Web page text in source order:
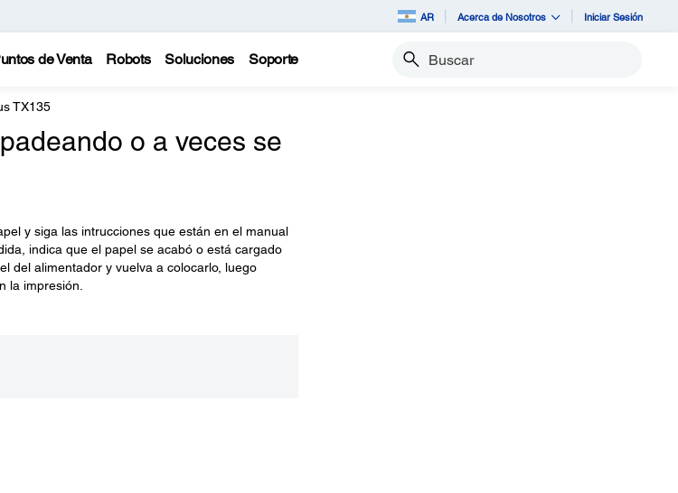
AR Acerca de Nosotros Iniciar Sesión
de Venta Robots Soluciones Soporte Buscar
TX135
o a veces se
y siga las intrucciones que están en el manual
indica que el papel se acabó o está cargado
del alimentador y vuelva a colocarlo, luego
la impresión.